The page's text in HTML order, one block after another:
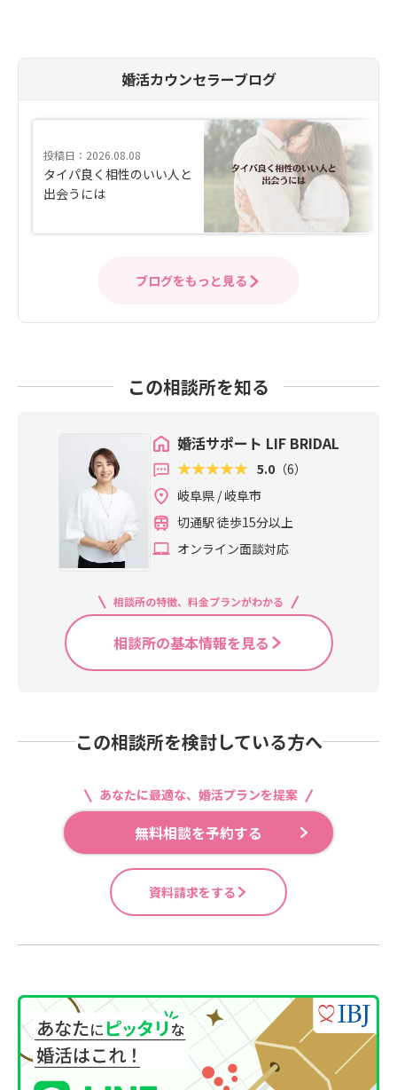
婚活カウンセラーブログ
投稿日：2026.08.08
タイパ良く相性のいい人と
出会うには
ブログをもっと見る
この相談所を知る
婚活サポート LIF BRIDAL
5.0（6）
岐阜県 / 岐阜市
切通駅 徒歩15分以上
オンライン面談対応
相談所の特徴、料金プランがわかる
相談所の基本情報を見る
この相談所を検討している方へ
あなたに最適な、婚活プランを提案
無料相談を予約する
資料請求をする